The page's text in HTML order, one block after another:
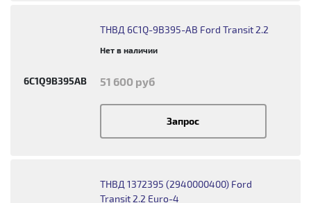
6C1Q9B395AB
ТНВД 6C1Q-9B395-AB Ford Transit 2.2
Нет в наличии
51 600 руб
Запрос
ТНВД 1372395 (2940000400) Ford
Transit 2.2 Euro-4